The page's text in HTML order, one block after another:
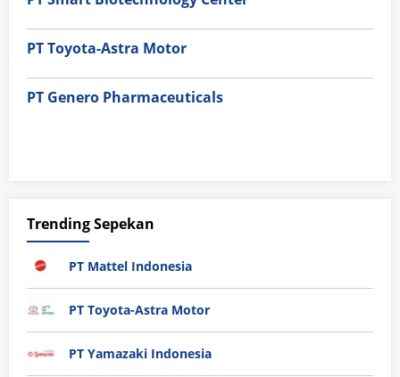
PT Toyota-Astra Motor
PT Genero Pharmaceuticals
Trending Sepekan
PT Mattel Indonesia
PT Toyota-Astra Motor
PT Yamazaki Indonesia